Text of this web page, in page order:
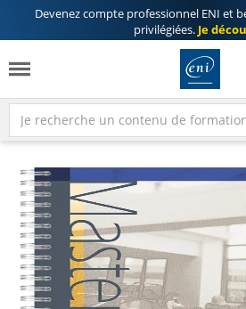
Devenez compte professionnel ENI et
privilégiées. Je